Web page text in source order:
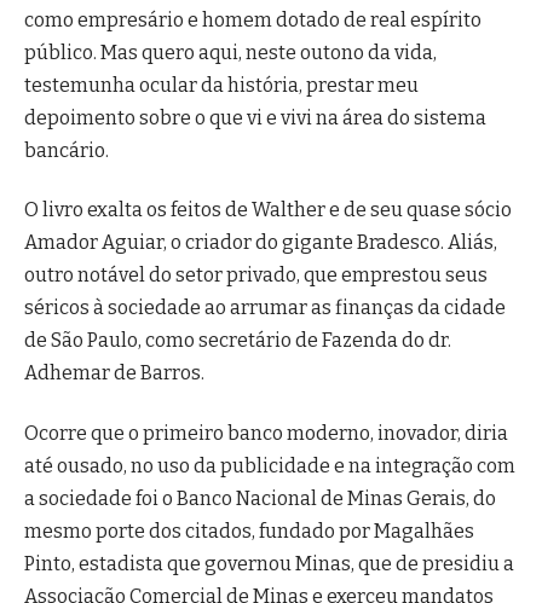
como empresário e homem dotado de real espírito
público. Mas quero aqui, neste outono da vida,
testemunha ocular da história, prestar meu
depoimento sobre o que vi e vivi na área do sistema
bancário.
O livro exalta os feitos de Walther e de seu quase sócio
Amador Aguiar, o criador do gigante Bradesco. Aliás,
outro notável do setor privado, que emprestou seus
séricos à sociedade ao arrumar as finanças da cidade
de São Paulo, como secretário de Fazenda do dr.
Adhemar de Barros.
Ocorre que o primeiro banco moderno, inovador, diria
até ousado, no uso da publicidade e na integração com
a sociedade foi o Banco Nacional de Minas Gerais, do
mesmo porte dos citados, fundado por Magalhães
Pinto, estadista que governou Minas, que de presidiu a
Associação Comercial de Minas e exerceu mandatos